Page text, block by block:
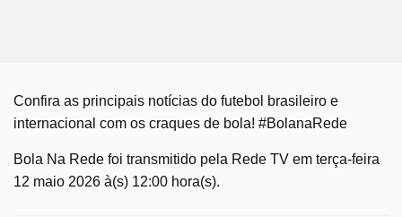
Confira as principais notícias do futebol brasileiro e
internacional com os craques de bola! #BolanaRede
Bola Na Rede foi transmitido pela Rede TV em terça-feira
12 maio 2026 à(s) 12:00 hora(s).